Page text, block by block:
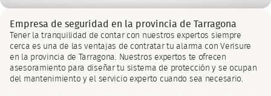
Empresa de seguridad en la provincia de Tarragona
Tener la tranquilidad de contar con nuestros expertos siempre
cerca es una de las ventajas de contratar tu alarma con Verisure
en la provincia de Tarragona. Nuestros expertos te ofrecen
asesoramiento para diseñar tu sistema de protección y se ocupan
del mantenimiento y el servicio experto cuando sea necesario.